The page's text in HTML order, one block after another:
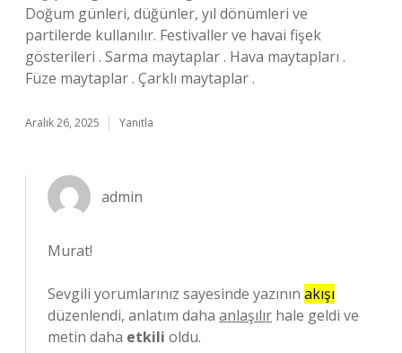
Doğum günleri, düğünler, yıl dönümleri ve
partilerde kullanılır. Festivaller ve havai fişek
gösterileri . Sarma maytaplar . Hava maytapları .
Füze maytaplar . Çarklı maytaplar .
Aralık 26, 2025 Yanıtla
admin
Murat!
Sevgili yorumlarınız sayesinde yazının akışı
düzenlendi, anlatım daha anlaşılır hale geldi ve
metin daha etkili oldu.